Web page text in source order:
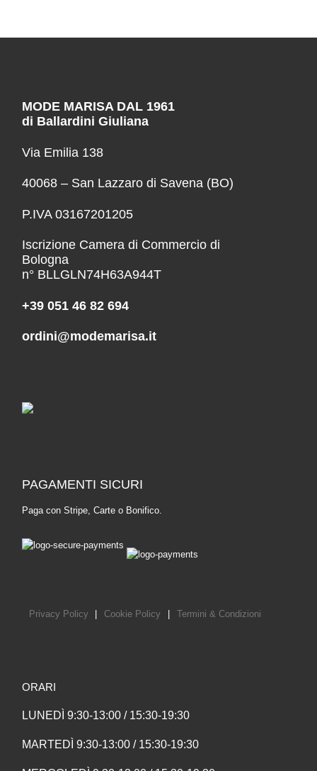
MODE MARISA DAL 1961
di Ballardini Giuliana
Via Emilia 138
40068 – San Lazzaro di Savena (BO)
P.IVA 03167201205
Iscrizione Camera di Commercio di
Bologna
n° BLLGLN74H63A944T
+39 051 46 82 694
ordini@modemarisa.it
PAGAMENTI SICURI
Paga con Stripe, Carte o Bonifico.
Privacy Policy Cookie Policy Termini & Condizioni
ORARI
LUNEDÌ 9:30-13:00 / 15:30-19:30
MARTEDÌ 9:30-13:00 / 15:30-19:30